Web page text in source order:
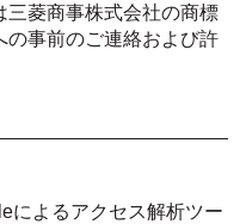
三菱商事株式会社の商標
の事前のご連絡および許
によるアクセス解析ツー